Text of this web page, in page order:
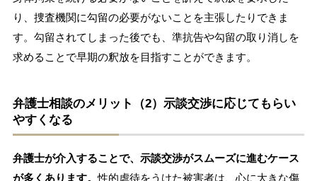
り、捜査機関に勾留の必要がないことを主張したりできま
す。勾留されてしまった後でも、準抗告や勾留の取り消しを
求めることで早期の釈放を目指すことができます。
弁護士相談のメリット（2）示談交渉に応じてもらい
やすくなる
弁護士が介入することで、示談交渉がスムーズに進むケース
が多くあります。性的虐待をうけた被害者は、心に大きな傷